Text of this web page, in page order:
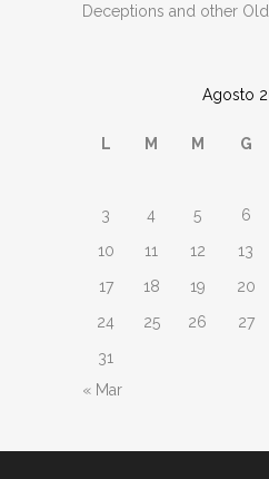
Deceptions and other
Agosto
L M M G
3
4 5 6
10
11 12 13
17
18 19 20
24
25 26 27
31
« Mar